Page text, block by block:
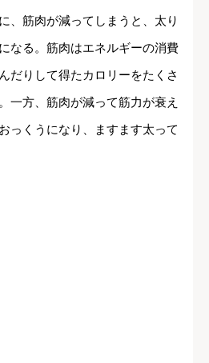
、筋肉が減ってしまうと、太り
なる。筋肉はエネルギーの消費
だりして得たカロリーをたくさ
一方、筋肉が減って筋力が衰え
っくうになり、ますます太って